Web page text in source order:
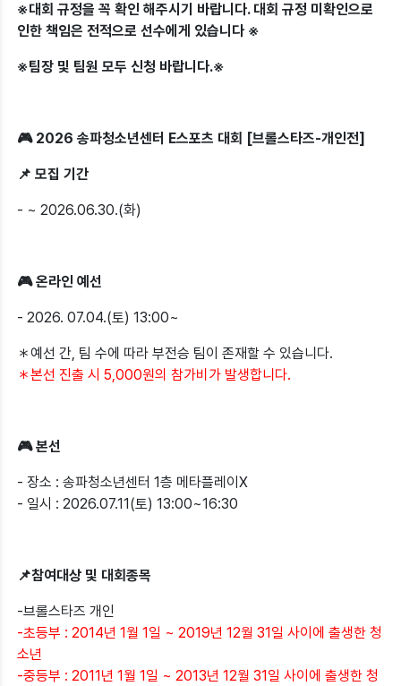
※대회 규정을 꼭 확인 해주시기 바랍니다. 대회 규정 미확인으로
인한 책임은 전적으로 선수에게 있습니다 ※
※팀장 및 팀원 모두 신청 바랍니다.※
🎮 2026 송파청소년센터 E스포츠 대회 [브롤스타즈-개인전]
📌 모집 기간
- ~ 2026.06.30.(화)
🎮 온라인 예선
- 2026. 07.04.(토) 13:00~
＊예선 간, 팀 수에 따라 부전승 팀이 존재할 수 있습니다.
＊본선 진출 시 5,000원의 참가비가 발생합니다.
🎮 본선
- 장소 : 송파청소년센터 1층 메타플레이X
- 일시 : 2026.07.11(토) 13:00~16:30
📌참여대상 및 대회종목
-브롤스타즈 개인
-초등부 : 2014년 1월 1일 ~ 2019년 12월 31일 사이에 출생한 청
소년
-중등부 : 2011년 1월 1일 ~ 2013년 12월 31일 사이에 출생한 청